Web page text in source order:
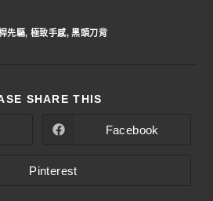
先驅, 極致手感, 黑頭刀背
SHARE THIS
Facebook
Pinterest